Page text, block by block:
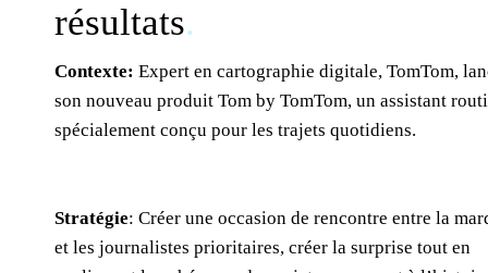
résultats.
Contexte:Expert en cartographie digitale, TomTom,
son nouveau produit Tom by TomTom, un assistant
spécialement conçu pour les trajets quotidiens.
Stratégie: Créer une occasion de rencontre entre la
et les journalistes prioritaires, créer la surprise tout en